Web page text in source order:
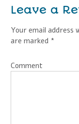
Leave a
Your email address
are marked *
Comment